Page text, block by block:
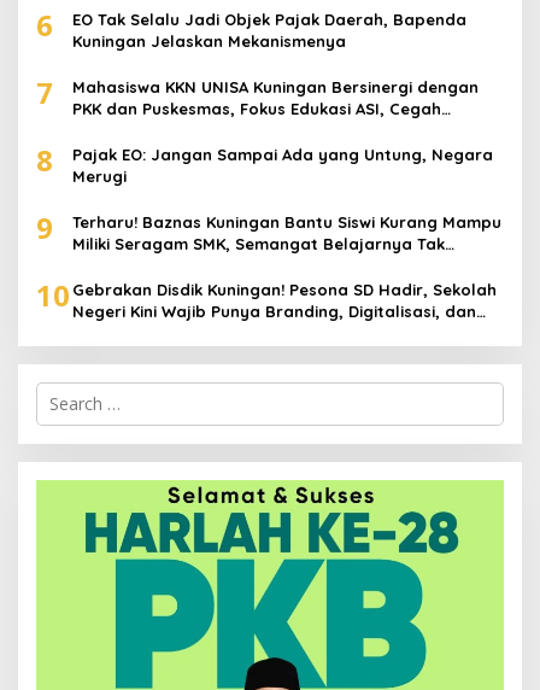
6
EO Tak Selalu Jadi Objek Pajak Daerah, Bapenda
Kuningan Jelaskan Mekanismenya
7
Mahasiswa KKN UNISA Kuningan Bersinergi dengan
PKK dan Puskesmas, Fokus Edukasi ASI, Cegah
8
Pajak EO: Jangan Sampai Ada yang Untung, Negara
Merugi
9
Terharu! Baznas Kuningan Bantu Siswi Kurang Mampu
Miliki Seragam SMK, Semangat Belajarnya Tak
10 Gebrakan Disdik Kuningan! Pesona SD Hadir, Sekolah
Negeri Kini Wajib Punya Branding, Digitalisasi, dan
Search
for: